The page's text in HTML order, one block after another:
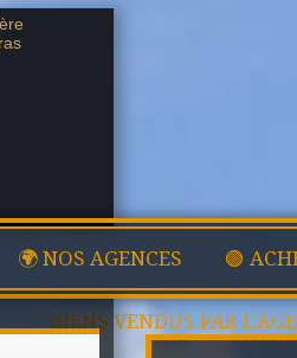
🌍 NOS AGENCES 🟢
✅ BIENS VENDUS PAR